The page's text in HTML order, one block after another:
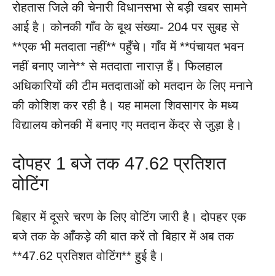
रोहतास जिले की चेनारी विधानसभा से बड़ी खबर सामने
आई है। कोनकी गाँव के बूथ संख्या- 204 पर सुबह से
**एक भी मतदाता नहीं** पहुँचे। गाँव में **पंचायत भवन
नहीं बनाए जाने** से मतदाता नाराज़ हैं। फिलहाल
अधिकारियों की टीम मतदाताओं को मतदान के लिए मनाने
की कोशिश कर रही है। यह मामला शिवसागर के मध्य
विद्यालय कोनकी में बनाए गए मतदान केंद्र से जुड़ा है।
दोपहर 1 बजे तक 47.62 प्रतिशत
वोटिंग
बिहार में दूसरे चरण के लिए वोटिंग जारी है। दोपहर एक
बजे तक के आँकड़े की बात करें तो बिहार में अब तक
**47.62 प्रतिशत वोटिंग** हुई है।